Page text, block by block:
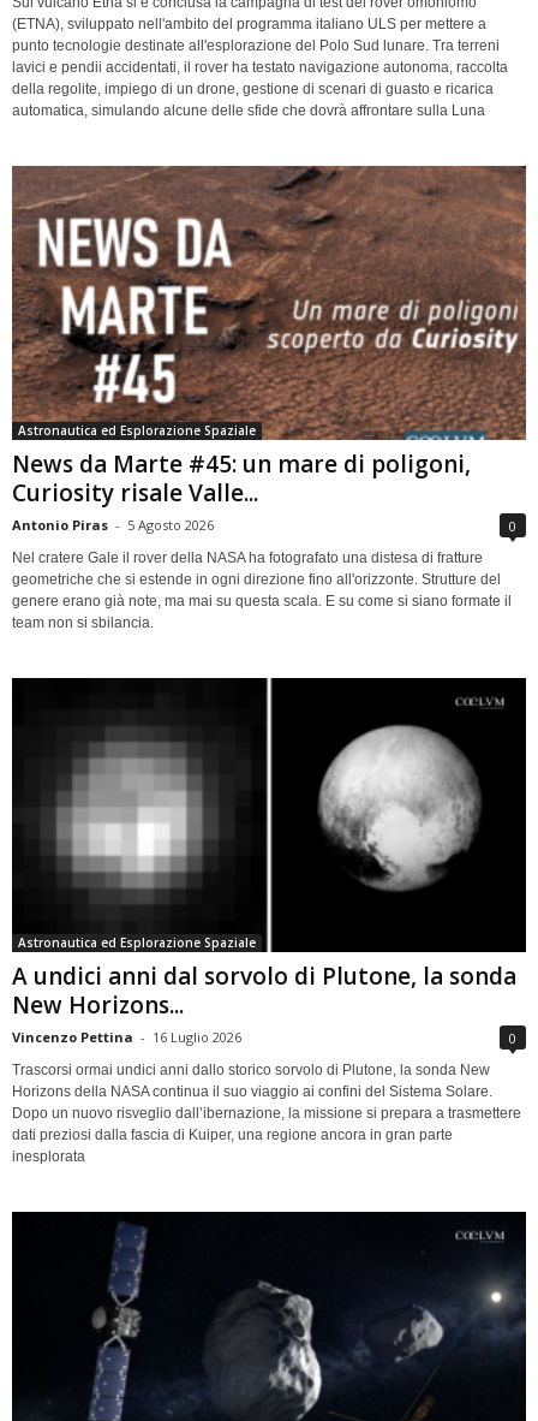
(ETNA), sviluppato nell'ambito del programma italiano ULS per mettere a
punto tecnologie destinate all'esplorazione del Polo Sud lunare. Tra terreni
lavici e pendii accidentati, il rover ha testato navigazione autonoma, raccolta
della regolite, impiego di un drone, gestione di scenari di guasto e ricarica
automatica, simulando alcune delle sfide che dovrà affrontare sulla Luna
Astronautica ed Esplorazione Spaziale
News da Marte #45: un mare di poligoni,
Curiosity risale Valle...
Antonio Piras - 5 Agosto 2026 0
Nel cratere Gale il rover della NASA ha fotografato una distesa di fratture
geometriche che si estende in ogni direzione fino all'orizzonte. Strutture del
genere erano già note, ma mai su questa scala. E su come si siano formate il
team non si sbilancia.
Astronautica ed Esplorazione Spaziale
A undici anni dal sorvolo di Plutone, la sonda
New Horizons...
Vincenzo Pettina - 16 Luglio 2026 0
Trascorsi ormai undici anni dallo storico sorvolo di Plutone, la sonda New
Horizons della NASA continua il suo viaggio ai confini del Sistema Solare.
Dopo un nuovo risveglio dall’ibernazione, la missione si prepara a trasmettere
dati preziosi dalla fascia di Kuiper, una regione ancora in gran parte
inesplorata